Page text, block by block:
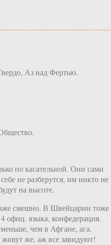
Аз над Фертью.
по касательной. Они сами
не разберутся, им никто не
на высоте.
смешно. В Швейцарии тоже
офиц. языка, конфедерация.
чем в Афгане, ага.
же, аж все завидуют!